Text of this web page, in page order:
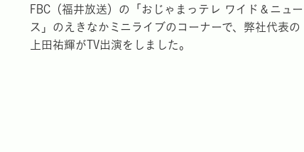
FBC（福井放送）の「おじゃまっテレ ワイド＆ニュー
ス」のえきなかミニライブのコーナーで、弊社代表の
上田祐輝がTV出演をしました。